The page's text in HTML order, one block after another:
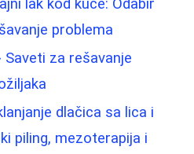
lak kod kuće: Odabir
problema
za rešavanje
dlačica sa lica i
piling, mezoterapija i